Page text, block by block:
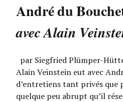
André du
avec Alain
par Siegfried Plümper-
Alain Veinstein eut avec
d’entretiens tant privés que
quelque peu abrupt qu’il